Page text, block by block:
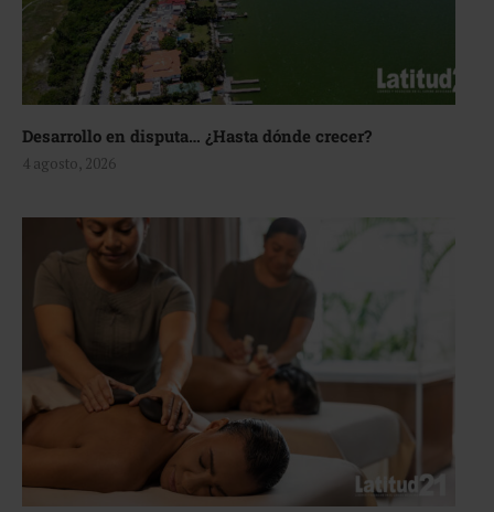
Desarrollo en disputa… ¿Hasta dónde crecer?
4 agosto, 2026